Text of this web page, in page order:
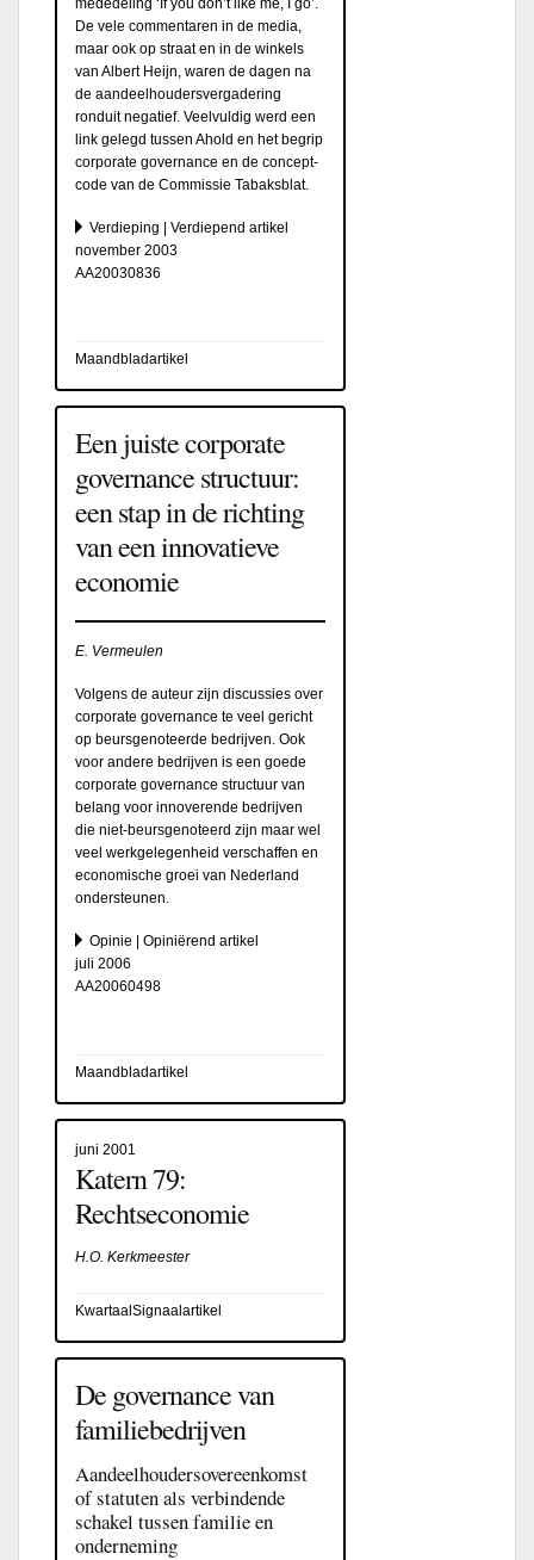
De vele commentaren in de media,
maar ook op straat en in de winkels
van Albert Heijn, waren de dagen na
de aandeelhoudersvergadering
ronduit negatief. Veelvuldig werd een
link gelegd tussen Ahold en het begrip
corporate governance en de concept-
code van de Commissie Tabaksblat.
Verdieping | Verdiepend artikel
november 2003
AA20030836
Maandbladartikel
Een juiste corporate
governance structuur:
een stap in de richting
van een innovatieve
economie
E. Vermeulen
Volgens de auteur zijn discussies over
corporate governance te veel gericht
op beursgenoteerde bedrijven. Ook
voor andere bedrijven is een goede
corporate governance structuur van
belang voor innoverende bedrijven
die niet-beursgenoteerd zijn maar wel
veel werkgelegenheid verschaffen en
economische groei van Nederland
ondersteunen.
Opinie | Opiniërend artikel
juli 2006
AA20060498
Maandbladartikel
juni 2001
Katern 79:
Rechtseconomie
H.O. Kerkmeester
KwartaalSignaalartikel
De governance van
familiebedrijven
Aandeelhoudersovereenkomst
of statuten als verbindende
schakel tussen familie en
onderneming